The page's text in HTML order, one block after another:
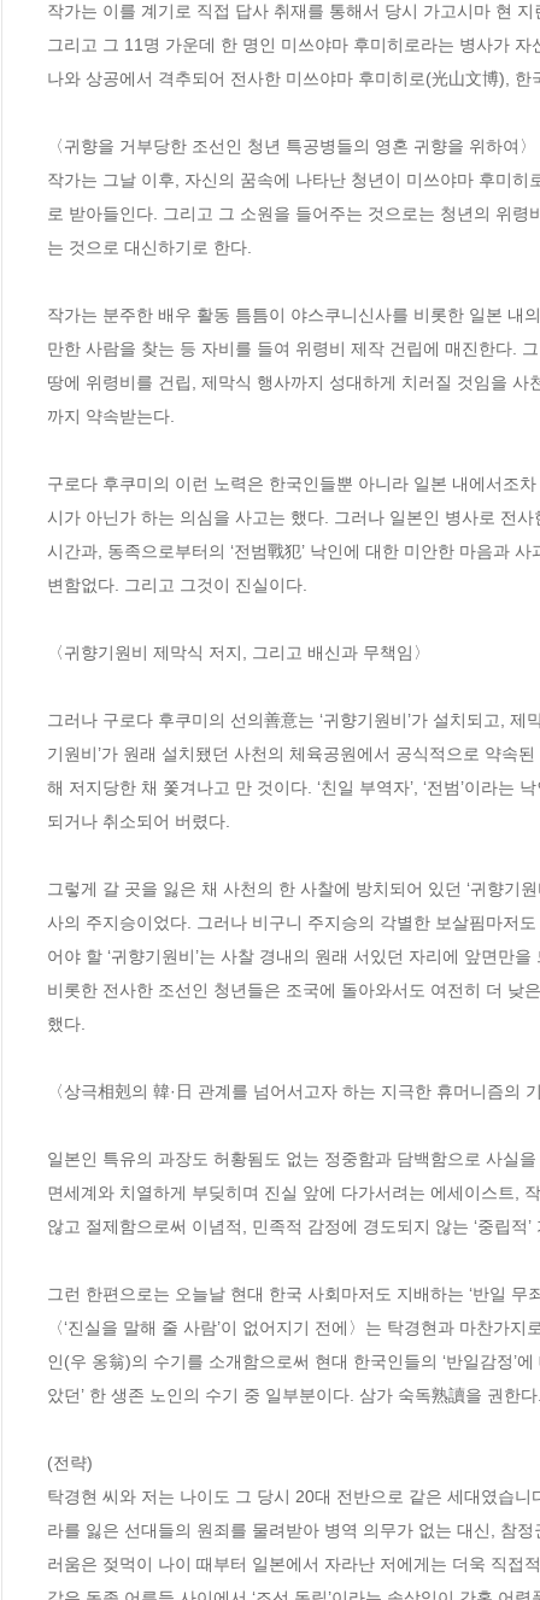
작가는 이를 계기로 직접 답사 취재를 통해서 당시 가고시마 현
그리고 그 11명 가운데 한 명인 미쓰야마 후미히로라는 병사가
나와 상공에서 격추되어 전사한 미쓰야마 후미히로(光山文博), 한
〈귀향을 거부당한 조선인 청년 특공병들의 영혼 귀향을 위하여〉
작가는 그날 이후, 자신의 꿈속에 나타난 청년이 미쓰야마 후미
로 받아들인다. 그리고 그 소원을 들어주는 것으로는 청년의 위
는 것으로 대신하기로 한다.
작가는 분주한 배우 활동 틈틈이 야스쿠니신사를 비롯한 일본 내
만한 사람을 찾는 등 자비를 들여 위령비 제작 건립에 매진한다.
땅에 위령비를 건립, 제막식 행사까지 성대하게 치러질 것임을
까지 약속받는다.
구로다 후쿠미의 이런 노력은 한국인들뿐 아니라 일본 내에서조
시가 아닌가 하는 의심을 사고는 했다. 그러나 일본인 병사로 전
시간과, 동족으로부터의 ‘전범戰犯’ 낙인에 대한 미안한 마음과
변함없다. 그리고 그것이 진실이다.
〈귀향기원비 제막식 저지, 그리고 배신과 무책임〉
그러나 구로다 후쿠미의 선의善意는 ‘귀향기원비’가 설치되고,
기원비’가 원래 설치됐던 사천의 체육공원에서 공식적으로 약속
해 저지당한 채 쫓겨나고 만 것이다. ‘친일 부역자’, ‘전범’이라
되거나 취소되어 버렸다.
그렇게 갈 곳을 잃은 채 사천의 한 사찰에 방치되어 있던 ‘귀향기
사의 주지승이었다. 그러나 비구니 주지승의 각별한 보살핌마저
어야 할 ‘귀향기원비’는 사찰 경내의 원래 서있던 자리에 앞면만
비롯한 전사한 조선인 청년들은 조국에 돌아와서도 여전히 더 낮
했다.
〈상극相剋의 韓·日 관계를 넘어서고자 하는 지극한 휴머니즘의
일본인 특유의 과장도 허황됨도 없는 정중함과 담백함으로 사실
면세계와 치열하게 부딪히며 진실 앞에 다가서려는 에세이스트,
않고 절제함으로써 이념적, 민족적 감정에 경도되지 않는 ‘중립
그런 한편으로는 오늘날 현대 한국 사회마저도 지배하는 ‘반일 무
〈‘진실을 말해 줄 사람’이 없어지기 전에〉는 탁경현과 마찬가
인(우 옹翁)의 수기를 소개함으로써 현대 한국인들의 ‘반일감정’
았던’ 한 생존 노인의 수기 중 일부분이다. 삼가 숙독熟讀을 권한
(전략)
탁경현 씨와 저는 나이도 그 당시 20대 전반으로 같은 세대였습
라를 잃은 선대들의 원죄를 물려받아 병역 의무가 없는 대신, 참
러움은 젖먹이 나이 때부터 일본에서 자라난 저에게는 더욱 직접